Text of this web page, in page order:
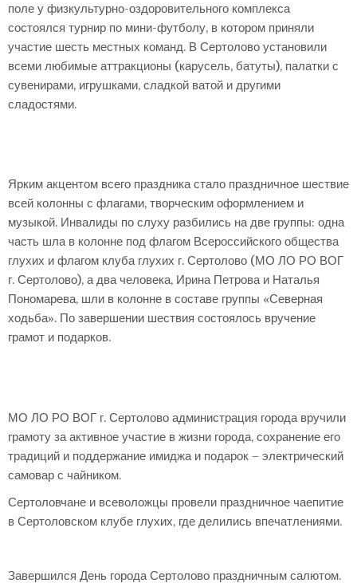
поле у физкультурно-оздоровительного комплекса
состоялся турнир по мини-футболу, в котором приняли
участие шесть местных команд. В Сертолово установили
всеми любимые аттракционы (карусель, батуты), палатки с
сувенирами, игрушками, сладкой ватой и другими
сладостями.
Ярким акцентом всего праздника стало праздничное шествие
всей колонны с флагами, творческим оформлением и
музыкой. Инвалиды по слуху разбились на две группы: одна
часть шла в колонне под флагом Всероссийского общества
глухих и флагом клуба глухих г. Сертолово (МО ЛО РО ВОГ
г. Сертолово), а два человека, Ирина Петрова и Наталья
Пономарева, шли в колонне в составе группы «Северная
ходьба». По завершении шествия состоялось вручение
грамот и подарков.
МО ЛО РО ВОГ г. Сертолово администрация города вручили
грамоту за активное участие в жизни города, сохранение его
традиций и поддержание имиджа и подарок – электрический
самовар с чайником.
Сертоловчане и всеволожцы провели праздничное чаепитие
в Сертоловском клубе глухих, где делились впечатлениями.
Завершился День города Сертолово праздничным салютом.